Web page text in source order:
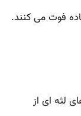
فوت می کنند.
لثه ای از